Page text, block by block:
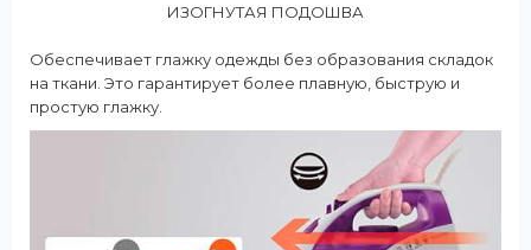
ИЗОГНУТАЯ ПОДОШВА
Обеспечивает глажку одежды без образования складок
на ткани. Это гарантирует более плавную, быструю и
простую глажку.